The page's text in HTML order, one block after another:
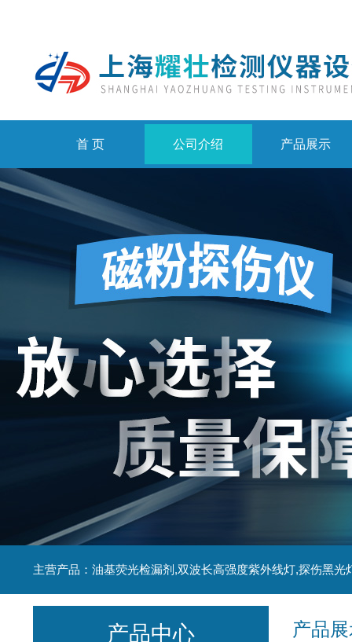
首 页 公司介绍 产品展示
主营产品：油基荧光检漏剂,双波长高强度紫外线灯,探伤黑光
产品
产品中心